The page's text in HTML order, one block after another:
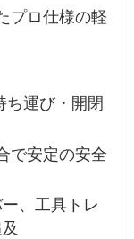
プロ仕様の軽
ち運び・開閉
で安定の安全
、工具トレ